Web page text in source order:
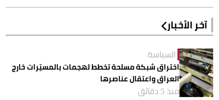
آخر الأخبار
السياسة
اختراق شبكة مسلحة تخطط لهجمات بالمسيّرات خارج
العراق واعتقال عناصرها
منذ 5 دقائق